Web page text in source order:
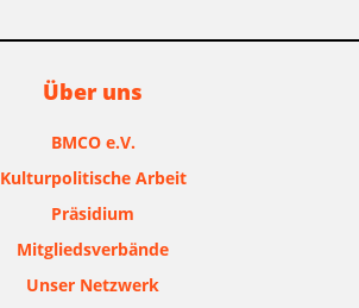
Über uns
BMCO e.V.
Kulturpolitische Arbeit
Präsidium
Mitgliedsverbände
Unser Netzwerk